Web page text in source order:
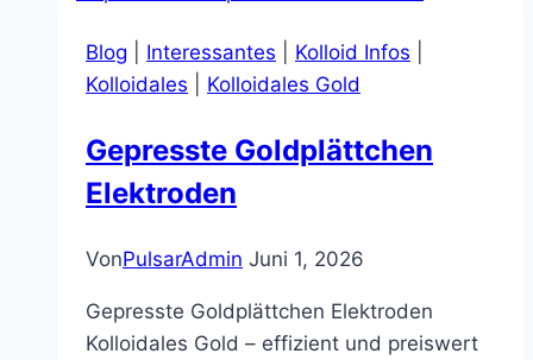
Blog Interessantes Kolloid Infos
Kolloidales
Kolloidales Gold
Gepresste Goldplättchen
Elektroden
VonPulsarAdmin Juni 1, 2026
Gepresste Goldplättchen Elektroden
Kolloidales Gold – effizient und preiswert